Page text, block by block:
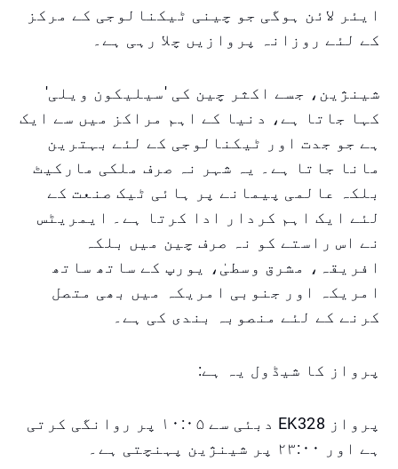
ایئر لائن ہوگی جو چینی ٹیکنالوجی کے مرکز
کے لئے روزانہ پروازیں چلا رہی ہے۔
شینژین، جسے اکثر چین کی 'سیلیکون ویلی'
کہا جاتا ہے، دنیا کے اہم مراکز میں سے ایک
ہے جو جدت اور ٹیکنالوجی کے لئے بہترین
مانا جاتا ہے۔ یہ شہر نہ صرف ملکی مارکیٹ
بلکہ عالمی پیمانے پر ہائی ٹیک صنعت کے
لئے ایک اہم کردار ادا کرتا ہے۔ ایمریٹس
نے اس راستے کو نہ صرف چین میں بلکہ
افریقہ، مشرق وسطیٰ، یورپ کے ساتھ ساتھ
امریکہ اور جنوبی امریکہ میں بھی متصل
کرنے کے لئے منصوبہ بندی کی ہے۔
پرواز کا شیڈول یہ ہے:
پرواز EK328 دبئی سے ۱۰:۰۵ پر روانگی کرتی
ہے اور ۲۳:۰۰ پر شینژین پہنچتی ہے۔